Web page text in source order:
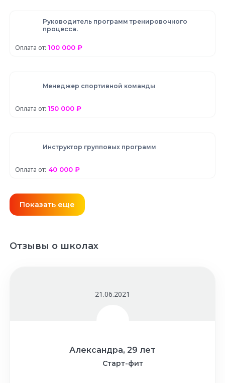
Руководитель программ тренировочного
процесса.
Оплата от: 100 000 ₽
Менеджер спортивной команды
Оплата от: 150 000 ₽
Инструктор групповых программ
Оплата от: 40 000 ₽
Показать еще
Отзывы о школах
21.06.2021
Александра, 29 лет
Старт-фит